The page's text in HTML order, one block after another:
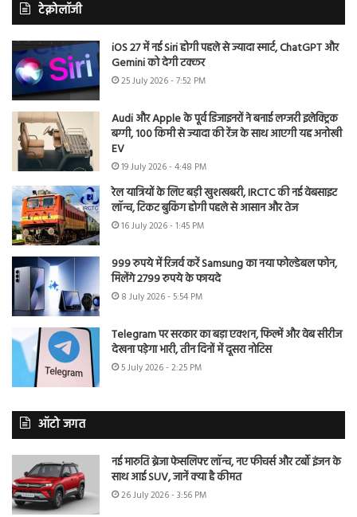
टेक्नोलॉजी
iOS 27 में नई Siri होगी पहले से ज्यादा स्मार्ट, ChatGPT और
Gemini को देगी टक्कर
25 July 2026 - 7:52 PM
Audi और Apple के पूर्व डिजाइनरों ने बनाई लग्जरी इलेक्ट्रिक
बग्गी, 100 किमी से ज्यादा की रेंज के साथ आएगी यह अनोखी
EV
19 July 2026 - 4:48 PM
रेल यात्रियों के लिए बड़ी खुशखबरी, IRCTC की नई वेबसाइट
लॉन्च, टिकट बुकिंग होगी पहले से आसान और तेज
16 July 2026 - 1:45 PM
999 रुपये में रिजर्व करें Samsung का नया फोल्डेबल फोन,
मिलेंगे 2799 रुपये के फायदे
8 July 2026 - 5:54 PM
Telegram पर सरकार का बड़ा एक्शन, फिल्में और वेब सीरीज
देखना पड़ेगा भारी, तीन दिनों में दूसरा नोटिस
5 July 2026 - 2:25 PM
ऑटो जगत
नई मारुति ब्रेजा फेसलिफ्ट लॉन्च, नए फीचर्स और टर्बो इंजन के
साथ आई SUV, जानें क्या है कीमत
26 July 2026 - 3:56 PM